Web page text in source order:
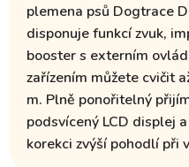
plemena psů Dogtrace
disponuje funkcízvuk,
booster s externím
zařízením můžete cvičit
m. Plně ponořitelný
podsvícený LCD displej
korekci zvýší pohodlí při